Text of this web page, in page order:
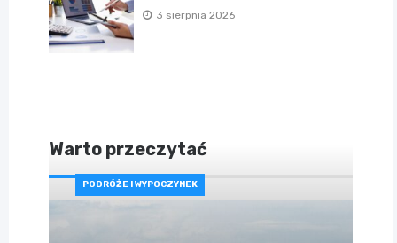
3 sierpnia 2026
Warto przeczytać
PODRÓŻE I WYPOCZYNEK